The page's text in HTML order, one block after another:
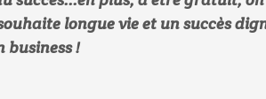
longue vie et un succès
business !